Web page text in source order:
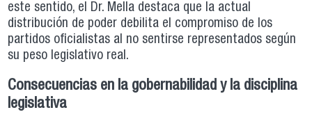
este sentido, el Dr. Mella destaca que la actual
distribución de poder debilita el compromiso de los
partidos oficialistas al no sentirse representados según
su peso legislativo real.
Consecuencias en la gobernabilidad y la disciplina
legislativa